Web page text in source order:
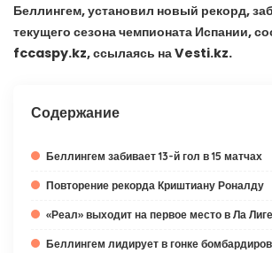
Беллингем, установил новый рекорд,
текущего сезона чемпионата Испании,
fccaspy.kz, ссылаясь на Vesti.kz.
Содержание
Беллингем забивает 13-й гол в 15 матчах
Повторение рекорда Криштиану Роналду
«Реал» выходит на первое место в Ла Лиге
Беллингем лидирует в гонке бомбардиров